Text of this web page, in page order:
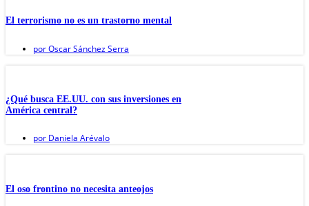
El terrorismo no es un trastorno mental
porOscar Sánchez Serra
¿Qué busca EE.UU. con sus inversiones en
América central?
por Daniela Arévalo
El oso frontino no necesita anteojos